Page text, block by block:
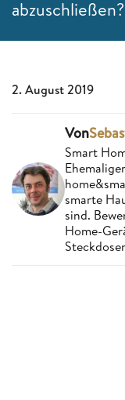
2. August 2019
Von
Smart
smarte
sind.
Home-